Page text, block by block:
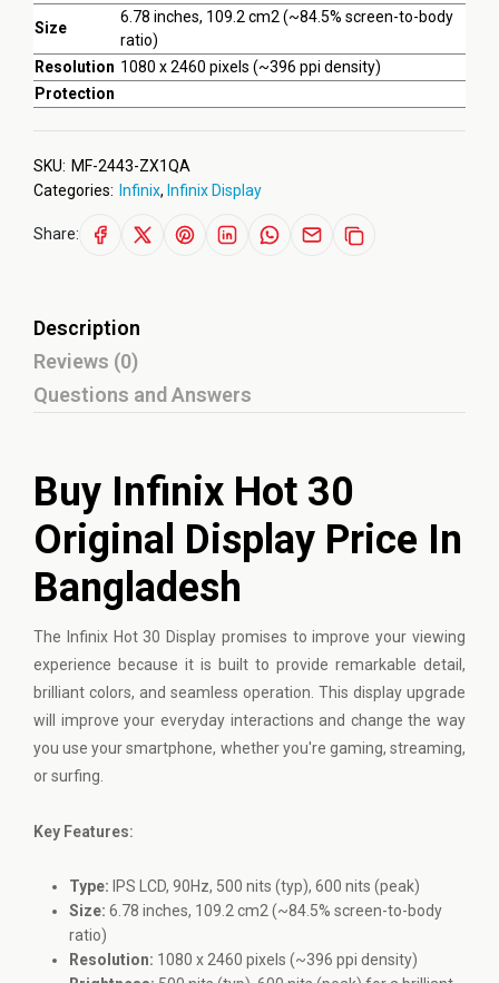
Size
6.78 inches, 109.2 cm2 (~84.5% screen-to-body
ratio)
Resolution 1080 x 2460 pixels (~396 ppi density)
Protection
SKU: MF-2443-ZX1QA
Categories: Infinix, Infinix Display
Share:
Description
Reviews (0)
Questions and Answers
Buy Infinix Hot 30
Original Display Price In
Bangladesh
The InfinixHot 30 Display promises to improve your viewing
experience because it is built to provide remarkable detail,
brilliant colors, and seamless operation. This display upgrade
will improve your everyday interactions and change the way
you use your smartphone, whether you're gaming, streaming,
or surfing.
Key Features:
Type: IPS LCD, 90Hz, 500 nits (typ), 600 nits (peak)
Size: 6.78 inches, 109.2 cm2 (~84.5% screen-to-body
ratio)
Resolution: 1080 x 2460 pixels (~396 ppi density)